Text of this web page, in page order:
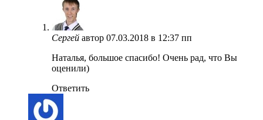
Сергей автор 07.03.2018 в 12:37 пп
Наталья, большое спасибо! Очень рад, что Вы
оценили)
Ответить